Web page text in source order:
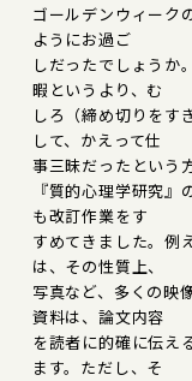
ゴールデンウィーク
ようにお過ご
しだったでしょうか
暇というより、む
しろ（締め切りをす
して、かえって仕
事三昧だったという
『質的心理学研究
も改訂作業をす
すめてきました。例
は、その性質上、
写真など、多くの映
資料は、論文内容
を読者に的確に伝え
ます。ただし、そ